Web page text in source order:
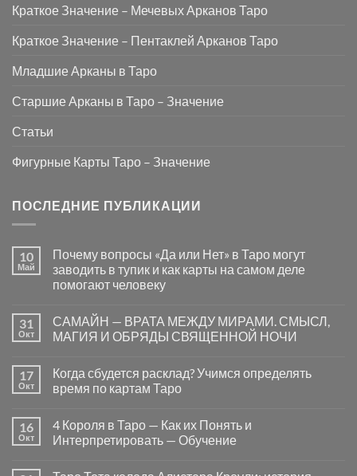
Краткое Значение – Мечевых Арканов Таро
Краткое Значение – Пентаклей Арканов Таро
Младшие Арканы в Таро
Старшие Арканы в Таро – Значение
Статьи
Фигурные Карты Таро – Значение
ПОСЛЕДНИЕ ПУБЛИКАЦИИ
10
Май
Почему вопросы «Да или Нет» в Таро могут
заводить в тупик и как карты на самом деле
помогают человеку
записи
Почему
вопросы
Нет»
Таро
в
тупик
и
31
Окт
САМАЙН — ВРАТА МЕЖДУ МИРАМИ. СМЫСЛ,
МАГИЯ И ОБРЯДЫ СВЯЩЕННОЙ НОЧИ
записи
САМАЙН
—
МИРАМИ.
СМЫСЛ,
МАГИЯ
17
Окт
Когда сбудется расклад? Учимся определять
время по картам Таро
записи
Когда
сбудется
16
Окт
4 Короля в Таро — Как их Понять и
Интерпретировать — Обучение